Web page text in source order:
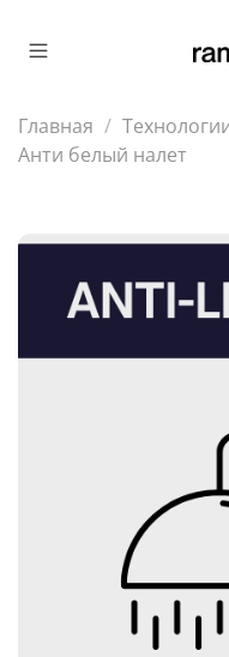
Главная
Анти белый налет